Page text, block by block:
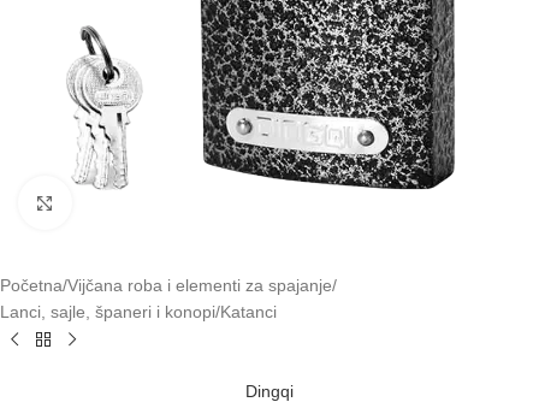
Početna/Vijčana roba i elementi za spajanje/
Lanci, sajle, španeri i konopi/Katanci
Dingqi